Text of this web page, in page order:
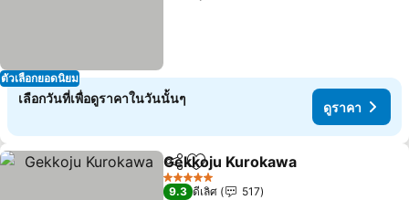
ตัวเลือกยอดนิยม
เลือกวันที่เพื่อดูราคาในวันนั้นๆ
ดูราคา
แชร์ เพิ่มในรายการโปรด
Gekkoju Kurokawa
5 ดาว
9.3 ดีเลิศ
517